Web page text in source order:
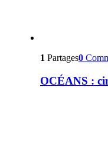
1 Partages0
OCÉANS :